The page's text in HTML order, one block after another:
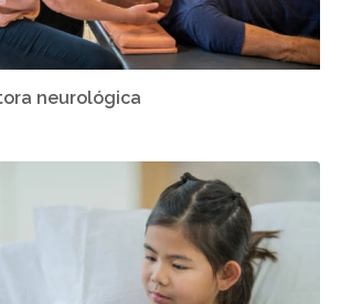
neurológica